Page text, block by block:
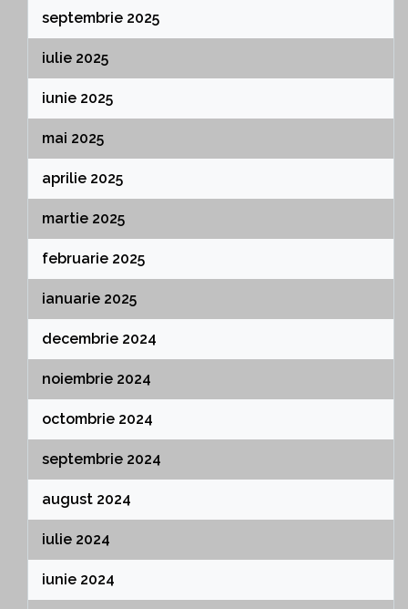
septembrie 2025
iulie 2025
iunie 2025
mai 2025
aprilie 2025
martie 2025
februarie 2025
ianuarie 2025
decembrie 2024
noiembrie 2024
octombrie 2024
septembrie 2024
august 2024
iulie 2024
iunie 2024